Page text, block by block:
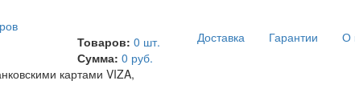
Товаров: 0 шт.
Сумма: 0 руб.
Доставка Гарантии О